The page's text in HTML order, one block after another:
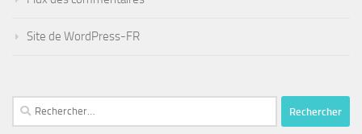
Site de WordPress-FR
Rechercher :